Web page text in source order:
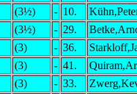
(3½) - 10.
(3½) - 29.
(3) - 36.
(3) - 41.
(3) - 33.